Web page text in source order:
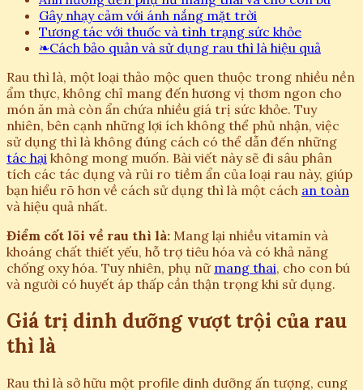
Gây nhạy cảm với ánh nắng mặt trời
Tương tác với thuốc và tình trạng sức khỏe
❧Cách bảo quản và sử dụng rau thì là hiệu quả
Rau thì là, một loại thảo mộc quen thuộc trong nhiều nền
ẩm thực, không chỉ mang đến hương vị thơm ngon cho
món ăn mà còn ẩn chứa nhiều giá trị sức khỏe. Tuy
nhiên, bên cạnh những lợi ích không thể phủ nhận, việc
sử dụng thì là không đúng cách có thể dẫn đến những
tác hại không mong muốn. Bài viết này sẽ đi sâu phân
tích các tác dụng và rủi ro tiềm ẩn của loại rau này, giúp
bạn hiểu rõ hơn về cách sử dụng thì là một cách an toàn
và hiệu quả nhất.
Điểm cốt lõi về rau thì là: Mang lại nhiều vitamin và
khoáng chất thiết yếu, hỗ trợ tiêu hóa và có khả năng
chống oxy hóa. Tuy nhiên, phụ nữ mang thai, cho con bú
và người có huyết áp thấp cần thận trọng khi sử dụng.
Giá trị dinh dưỡng vượt trội của rau
thì là
Rau thì là sở hữu một profile dinh dưỡng ấn tượng, cung